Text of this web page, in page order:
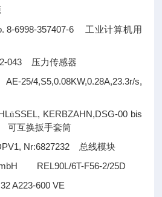
6998-357407-6 工业计算机用
043 压力传感器
25/4,S5,0.08KW,0.28A,23.3r/s,
üSSEL, KERBZAHN,DSG-00 bis
可互换扳手套筒
Nr:6827232 总线模块
REL90L/6T-F56-2/25D
A223-600 VE